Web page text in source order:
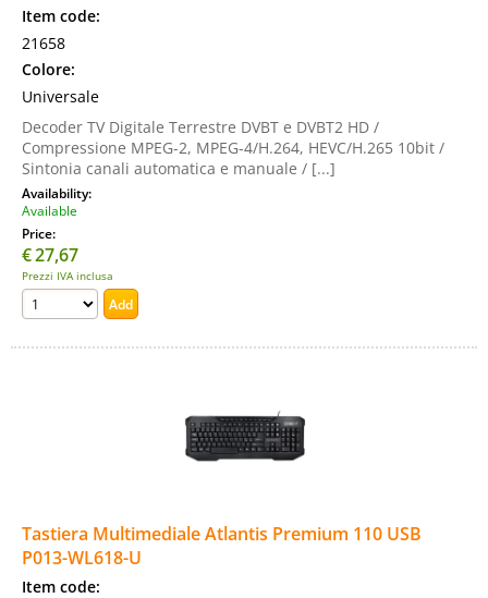
Item code:
21658
Colore:
Universale
Decoder TV Digitale Terrestre DVBT e DVBT2 HD /
Compressione MPEG-2, MPEG-4/H.264, HEVC/H.265 10bit /
Sintonia canali automatica e manuale / [...]
Availability:
Available
Price:
€27,67
Prezzi IVA inclusa
Tastiera Multimediale Atlantis Premium 110 USB
P013-WL618-U
Item code: